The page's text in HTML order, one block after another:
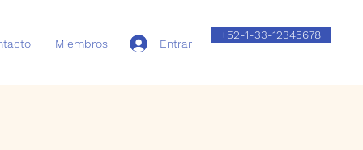
+52-1-33-12345678
Miembros Entrar